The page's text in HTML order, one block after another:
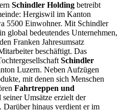
Schindler Holding betreibt
Hergiswil im Kanton
5500 Einwohner. Mit Schindler
global bedeutendes Unternehmen,
Franken Jahresumsatz
beschäftigt. Das
Schindler
Luzern. Neben Aufzügen
mit denen sich Menschen
Fahrtreppen und
Umsätze erzielt der
Darüber hinaus verdient er im